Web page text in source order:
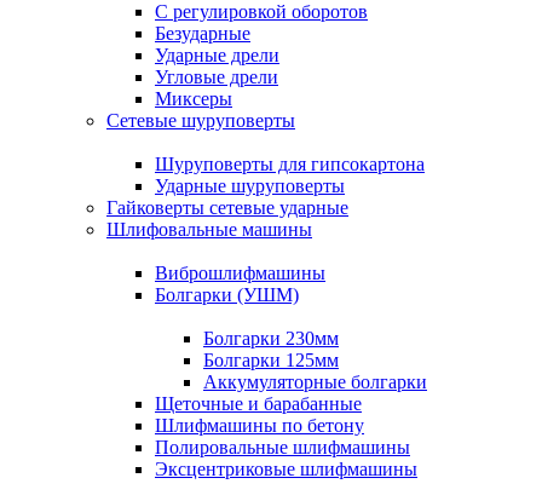
С регулировкой оборотов
Безударные
Ударные дрели
Угловые дрели
Миксеры
Сетевые шуруповерты
Шуруповерты для гипсокартона
Ударные шуруповерты
Гайковерты сетевые ударные
Шлифовальные машины
Виброшлифмашины
Болгарки (УШМ)
Болгарки 230мм
Болгарки 125мм
Аккумуляторные болгарки
Щеточные и барабанные
Шлифмашины по бетону
Полировальные шлифмашины
Эксцентриковые шлифмашины